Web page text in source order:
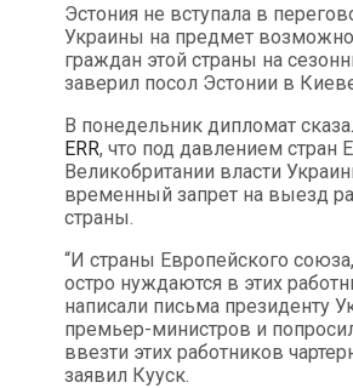
Эстония не вступала в
Украины на предмет
граждан этой страны на
заверил посол Эстонии в
В понедельник дипломат
ERR, что под давлением стран
Великобритании власти
временный запрет на выезд
страны.
“И страны Европейского
остро нуждаются в этих
написали письма президенту
премьер-министров и
ввезти этих работников
заявил Кууск.